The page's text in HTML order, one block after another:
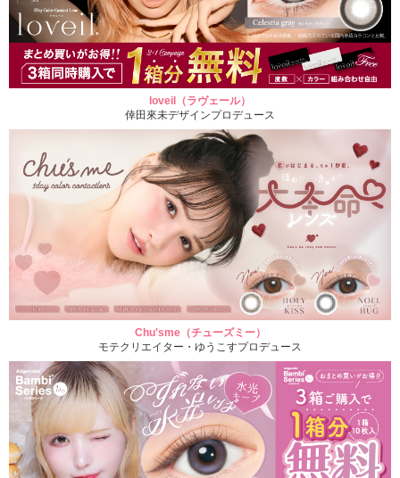
loveil（ラヴェール）
倖田來未デザインプロデュース
Chu'sme（チューズミー）
モテクリエイター・ゆうこすプロデュース